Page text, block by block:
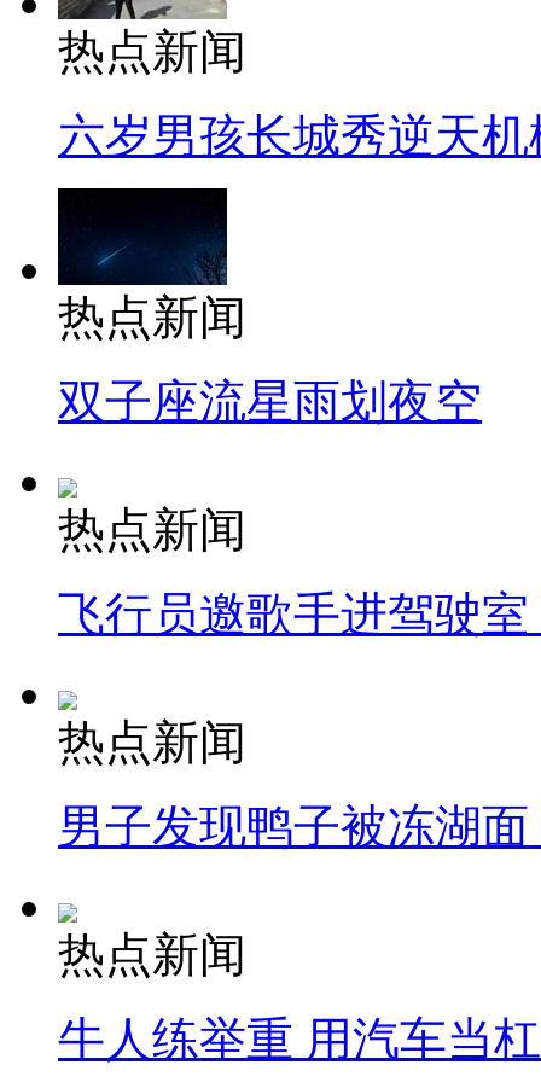
热点新闻
六岁男孩长城秀逆天机
热点新闻
双子座流星雨划夜空
热点新闻
飞行员邀歌手进驾驶
热点新闻
男子发现鸭子被冻湖
热点新闻
牛人练举重 用汽车当